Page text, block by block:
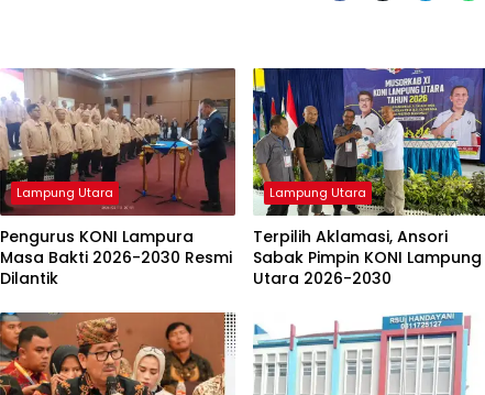
Lampung Utara
Pengurus KONI Lampura
Masa Bakti 2026-2030 Resmi
Dilantik
Lampung Utara
Terpilih Aklamasi, Ansori
Sabak Pimpin KONI Lampung
Utara 2026-2030